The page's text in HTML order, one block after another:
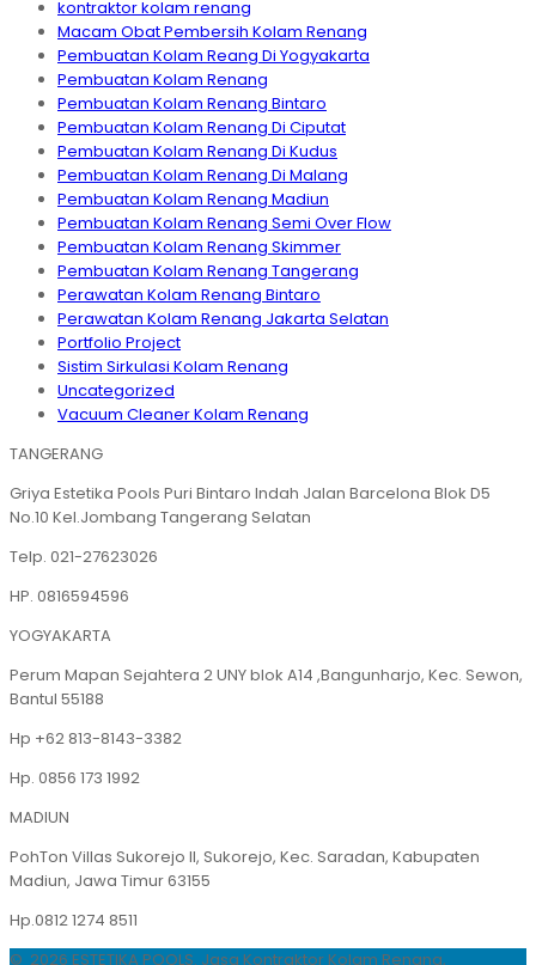
kontraktor kolam renang
Macam Obat Pembersih Kolam Renang
Pembuatan Kolam Reang Di Yogyakarta
Pembuatan Kolam Renang
Pembuatan Kolam Renang Bintaro
Pembuatan Kolam Renang Di Ciputat
Pembuatan Kolam Renang Di Kudus
Pembuatan Kolam Renang Di Malang
Pembuatan Kolam Renang Madiun
Pembuatan Kolam Renang Semi Over Flow
Pembuatan Kolam Renang Skimmer
Pembuatan Kolam Renang Tangerang
Perawatan Kolam Renang Bintaro
Perawatan Kolam Renang Jakarta Selatan
Portfolio Project
Sistim Sirkulasi Kolam Renang
Uncategorized
Vacuum Cleaner Kolam Renang
TANGERANG
Griya Estetika Pools Puri Bintaro Indah Jalan Barcelona Blok D5
No.10 Kel.Jombang Tangerang Selatan
Telp. 021-27623026
HP. 0816594596
YOGYAKARTA
Perum Mapan Sejahtera 2 UNY blok A14 ,Bangunharjo, Kec. Sewon,
Bantul 55188
Hp +62 813-8143-3382
Hp. 0856 173 1992
MADIUN
PohTon Villas Sukorejo II, Sukorejo, Kec. Saradan, Kabupaten
Madiun, Jawa Timur 63155
Hp.0812 1274 8511
© 2026 ESTETIKA POOLS. Jasa Kontraktor Kolam Renang,